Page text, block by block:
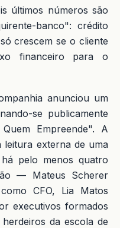
últimos números são
banco": crédito
crescem se o cliente
financeiro para o
anunciou um
se publicamente
Empreende". A
leitura externa de uma
pelo menos quatro
— Mateus Scherer
CFO, Lia Matos
executivos formados
da escola de